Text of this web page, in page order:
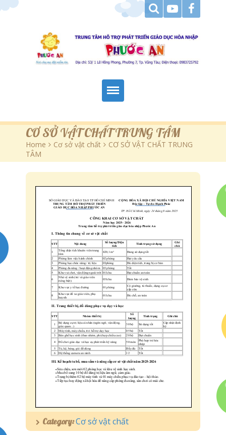
Trang Chủ
Giới Thiệu
Hoạt Động
Góc Báo Chí
Quyết định – Kế hoạch
Liên Hệ
CƠ SỞ VẬT CHẤT TRUNG TÂM
Home > Cơ sở vật chất > CƠ SỞ VẬT CHẤT TRUNG
TÂM
Category:Cơ sở vật chất